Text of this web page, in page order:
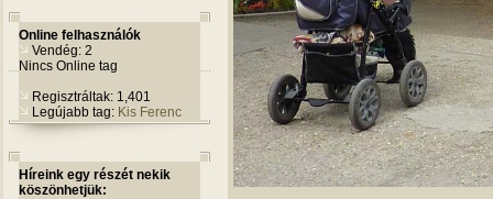
Online felhasználók
Vendég: 2
Nincs Online tag
Regisztráltak: 1,401
Legújabb tag: Kis Ferenc
Híreink egy részét nekik
köszönhetjük: